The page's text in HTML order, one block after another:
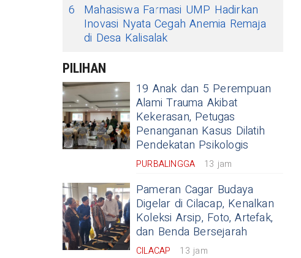
6
Mahasiswa Farmasi UMP Hadirkan
Inovasi Nyata Cegah Anemia Remaja
di Desa Kalisalak
PILIHAN
19 Anak dan 5 Perempuan
Alami Trauma Akibat
Kekerasan, Petugas
Penanganan Kasus Dilatih
Pendekatan Psikologis
PURBALINGGA 13 jam
Pameran Cagar Budaya
Digelar di Cilacap, Kenalkan
Koleksi Arsip, Foto, Artefak,
dan Benda Bersejarah
CILACAP 13 jam